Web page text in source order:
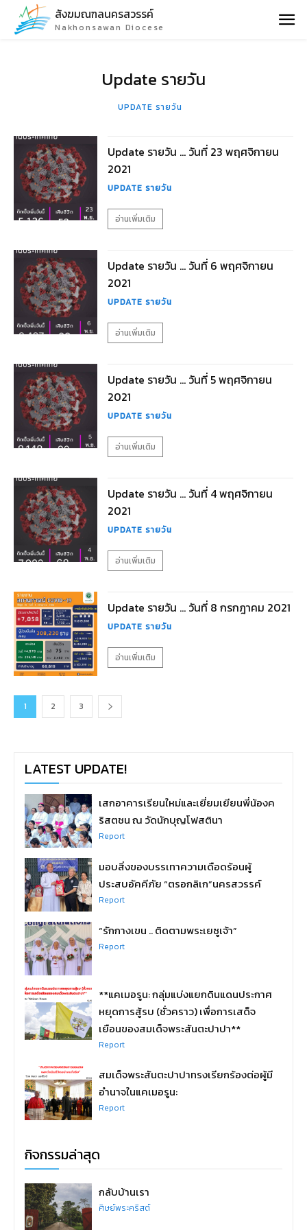
สังฆมณฑลนครสวรรค์
Nakhonsawan Diocese
Update รายวัน
UPDATE รายวัน
Update รายวัน … วันที่ 23 พฤศจิกายน
2021
UPDATE รายวัน
อ่านเพิ่มเติม
Update รายวัน … วันที่ 6 พฤศจิกายน
2021
UPDATE รายวัน
อ่านเพิ่มเติม
Update รายวัน … วันที่ 5 พฤศจิกายน
2021
UPDATE รายวัน
อ่านเพิ่มเติม
Update รายวัน … วันที่ 4 พฤศจิกายน
2021
UPDATE รายวัน
อ่านเพิ่มเติม
Update รายวัน … วันที่ 8 กรกฎาคม 2021
UPDATE รายวัน
อ่านเพิ่มเติม
1 2 3
LATEST UPDATE!
เสกอาคารเรียนใหม่และเยี่ยมเยียนพี่น้องค
ริสตชน ณ วัดนักบุญโฟสตินา
Report
มอบสิ่งของบรรเทาความเดือดร้อนผู้
ประสบอัคคีภัย “ตรอกลิเก”นครสวรรค์
Report
“รักกางเขน .. ติดตามพระเยซูเจ้า”
Report
**แคเมอรูน: กลุ่มแบ่งแยกดินแดนประกาศ
หยุดการสู้รบ (ชั่วคราว) เพื่อการเสด็จ
เยือนของสมเด็จพระสันตะปาปา**
Report
สมเด็จพระสันตะปาปาทรงเรียกร้องต่อผู้มี
อำนาจในแคเมอรูน:
Report
กิจกรรมล่าสุด
กลับบ้านเรา
ศิษย์พระคริสต์